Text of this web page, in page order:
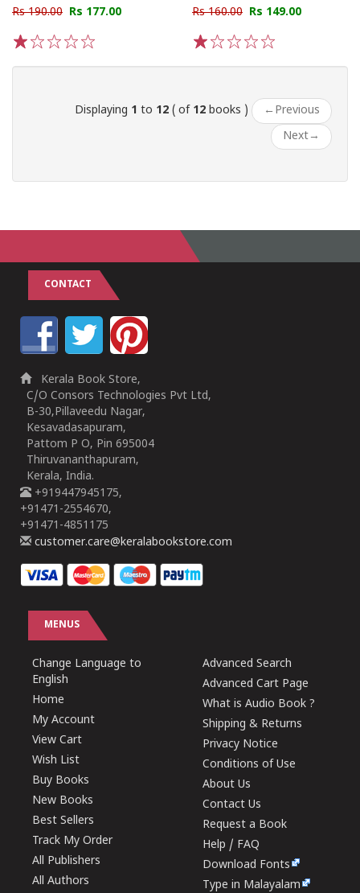
Rs 190.00 Rs 177.00
Rs 160.00 Rs 149.00
Displaying 1 to 12 ( of 12 books ) ← Previous
Next→
CONTACT
Kerala Book Store,
C/O Consors Technologies Pvt Ltd,
B-30,Pillaveedu Nagar,
Kesavadasapuram,
Pattom P O, Pin 695004
Thiruvananthapuram,
Kerala, India.
+919447945175,
+91471-2554670,
+91471-4851175
customer.care@keralabookstore.com
MENUS
Change Language to
English
Home
My Account
View Cart
Wish List
Buy Books
New Books
Best Sellers
Track My Order
All Publishers
All Authors
Advanced Search
Advanced Cart Page
What is Audio Book ?
Shipping & Returns
Privacy Notice
Conditions of Use
About Us
Contact Us
Request a Book
Help / FAQ
Download Fonts
Type in Malayalam